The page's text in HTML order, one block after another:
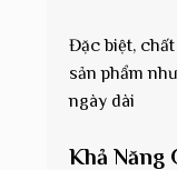
Đặc biệt,
sản phẩm
ngày dài
Khả Năng